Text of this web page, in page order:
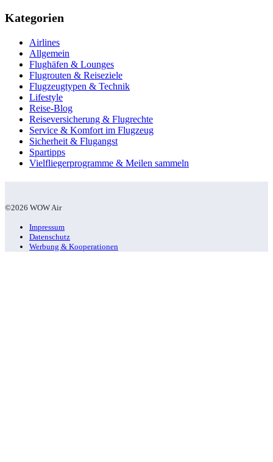
Kategorien
Airlines
Allgemein
Flughäfen & Lounges
Flugrouten & Reiseziele
Flugzeugtypen & Technik
Lifestyle
Reise-Blog
Reiseversicherung & Flugrechte
Service & Komfort im Flugzeug
Sicherheit & Flugangst
Spartipps
Vielfliegerprogramme & Meilen sammeln
©2026 WOW Air
Impressum
Datenschutz
Werbung & Kooperationen